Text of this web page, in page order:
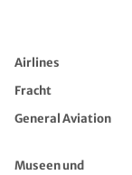
Airlines
Fracht
General Aviation
Museen und